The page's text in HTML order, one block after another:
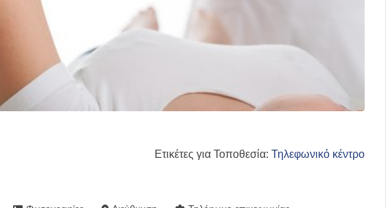
Ετικέτες για Τοποθεσία: Τηλεφωνικό κέντρο